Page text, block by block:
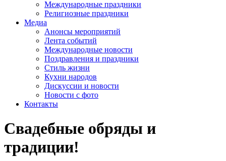
Международные праздники
Религиозные праздники
Медиа
Анонсы мероприятий
Лента событий
Международные новости
Поздравления и праздники
Cтиль жизни
Кухни народов
Дискуссии и новости
Новости с фото
Контакты
Свадебные обряды и
традиции!